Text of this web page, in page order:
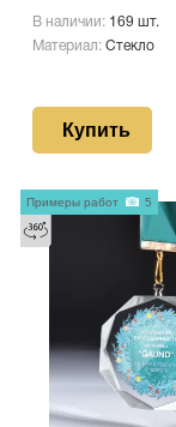
В наличии: 169 шт.
Материал: Стекло
Купить
Примеры работ 5